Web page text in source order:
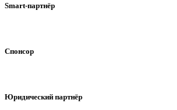
Smart-партнёр
Спонсор
Юридический партнёр